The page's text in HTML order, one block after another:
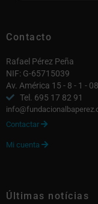
Contacto
Rafael Pérez Peña
NIF: G-65715039
Av. América 15 - 8 - 1 -
Tel. 695 17 82 91
Contactar 
Mi cuenta 
Últimas notícias